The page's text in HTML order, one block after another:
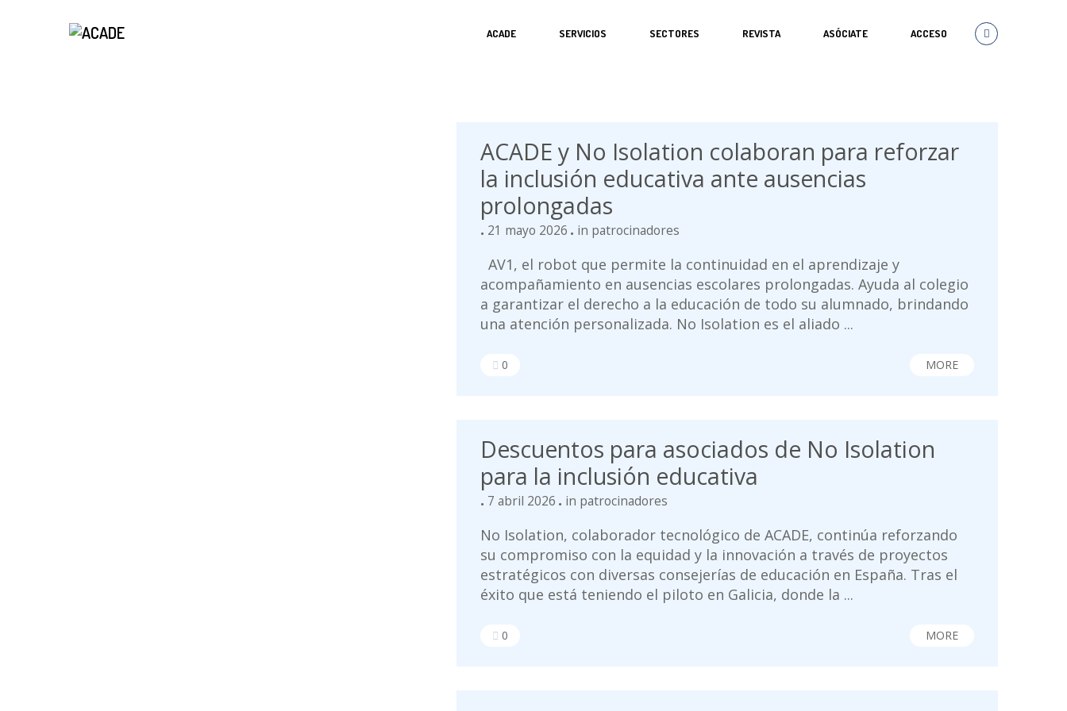
ACADE SERVICIOS SECTORES REVISTA ASÓCIATE ACCESO
ACADE y No Isolation colaboran para reforzar
la inclusión educativa ante ausencias
prolongadas
21 mayo 2026 in patrocinadores
AV1, el robot que permite la continuidad en el aprendizaje y
acompañamiento en ausencias escolares prolongadas. Ayuda al colegio
a garantizar el derecho a la educación de todo su alumnado, brindando
una atención personalizada. No Isolation es el aliado ...
0 MORE
Descuentos para asociados de No Isolation
para la inclusión educativa
7 abril 2026 in patrocinadores
No Isolation, colaborador tecnológico de ACADE, continúa reforzando
su compromiso con la equidad y la innovación a través de proyectos
estratégicos con diversas consejerías de educación en España. Tras el
éxito que está teniendo el piloto en Galicia, donde la ...
0 MORE